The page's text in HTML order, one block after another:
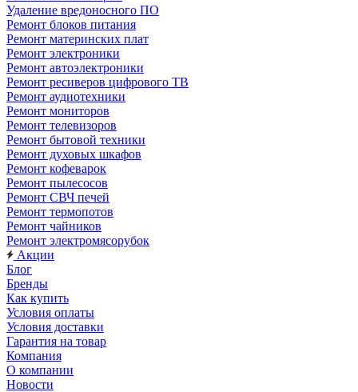
Удаление вредоносного ПО
Ремонт блоков питания
Ремонт материнских плат
Ремонт электроники
Ремонт автоэлектроники
Ремонт ресиверов цифрового ТВ
Ремонт аудиотехники
Ремонт мониторов
Ремонт телевизоров
Ремонт бытовой техники
Ремонт духовых шкафов
Ремонт кофеварок
Ремонт пылесосов
Ремонт СВЧ печей
Ремонт термопотов
Ремонт чайников
Ремонт электромясорубок
Акции
Блог
Бренды
Как купить
Условия оплаты
Условия доставки
Гарантия на товар
Компания
О компании
Новости